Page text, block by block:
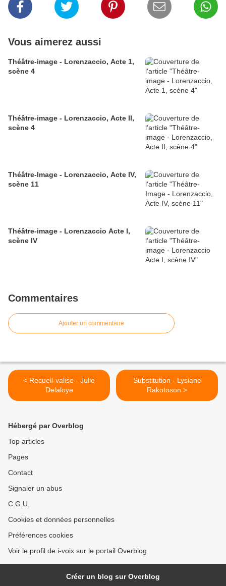
Vous aimerez aussi
Théâtre-image - Lorenzaccio, Acte 1,
scène 4
Théâtre-image - Lorenzaccio, Acte II,
scène 4
Théâtre-Image - Lorenzaccio, Acte IV,
scène 11
Théâtre-image - Lorenzaccio Acte I,
scène IV
Commentaires
Ajouter un commentaire
< Recueil-valise - Julie
Delaloye
Substitution - Lysiane
Rakotoson >
Hébergé par Overblog
Top articles
Pages
Contact
Signaler un abus
C.G.U.
Cookies et données personnelles
Préférences cookies
Voir le profil de i-voix sur le portail Overblog
Créer un blog sur Overblog